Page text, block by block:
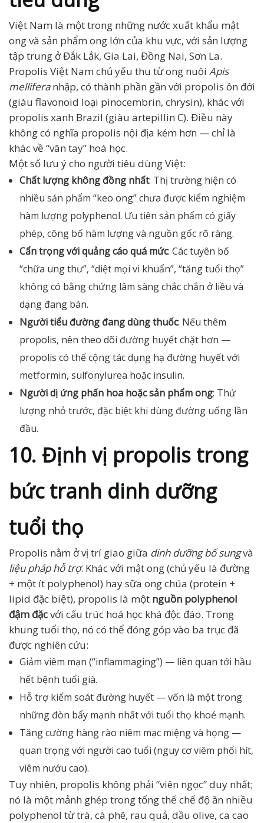
Việt Nam là một trong những nước xuất khẩu mật
ong và sản phẩm ong lớn của khu vực, với sản lượng
tập trung ở Đắk Lắk, Gia Lai, Đồng Nai, Sơn La.
Propolis Việt Nam chủ yếu thu từ ong nuôi Apis
melliferanhập, có thành phần gần với propolis ôn đới
(giàu flavonoid loại pinocembrin, chrysin), khác với
propolis xanh Brazil (giàu artepillin C). Điều này
không có nghĩa propolis nội địa kém hơn — chỉ là
khác về “vân tay” hoá học.
Một số lưu ý cho người tiêu dùng Việt:
Chất lượng không đồng nhất: Thị trường hiện có
nhiều sản phẩm “keo ong” chưa được kiểm nghiệm
hàm lượng polyphenol. Ưu tiên sản phẩm có giấy
phép, công bố hàm lượng và nguồn gốc rõ ràng.
Cẩn trọng với quảng cáo quá mức: Các tuyên bố
“chữa ung thư”, “diệt mọi vi khuẩn”, “tăng tuổi thọ”
không có bằng chứng lâm sàng chắc chắn ở liều và
dạng đang bán.
Người tiểu đường đang dùng thuốc: Nếu thêm
propolis, nên theo dõi đường huyết chặt hơn —
propolis có thể cộng tác dụng hạ đường huyết với
metformin, sulfonylurea hoặc insulin.
Người dị ứng phấn hoa hoặc sản phẩm ong: Thử
lượng nhỏ trước, đặc biệt khi dùng đường uống lần
đầu.
10. Định vị propolis trong
bức tranh dinh dưỡng
tuổi thọ
Propolis nằm ở vị trí giao giữa dinh dưỡng bổ sungvà
liệu pháp hỗ trợ. Khác với mật ong (chủ yếu là đường
+ một ít polyphenol) hay sữa ong chúa (protein +
lipid đặc biệt), propolis là một nguồn polyphenol
đậm đặcvới cấu trúc hoá học khá độc đáo. Trong
khung tuổi thọ, nó có thể đóng góp vào ba trục đã
được nghiên cứu:
Giảm viêm mạn (“inflammaging”) — liên quan tới hầu
hết bệnh tuổi già.
Hỗ trợ kiểm soát đường huyết — vốn là một trong
những đòn bẩy mạnh nhất với tuổi thọ khoẻ mạnh.
Tăng cường hàng rào niêm mạc miệng và họng —
quan trọng với người cao tuổi (nguy cơ viêm phổi hít,
viêm nướu cao).
Tuy nhiên, propolis không phải “viên ngọc” duy nhất;
nó là một mảnh ghép trong tổng thể chế độ ăn nhiều
polyphenol từ trà, cà phê, rau quả, dầu olive, ca cao